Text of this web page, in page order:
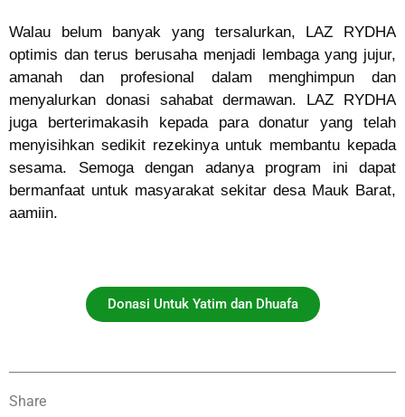
Walau belum banyak yang tersalurkan, LAZ RYDHA
optimis dan terus berusaha menjadi lembaga yang jujur,
amanah dan profesional dalam menghimpun dan
menyalurkan donasi sahabat dermawan. LAZ RYDHA
juga berterimakasih kepada para donatur yang telah
menyisihkan sedikit rezekinya untuk membantu kepada
sesama. Semoga dengan adanya program ini dapat
bermanfaat untuk masyarakat sekitar desa Mauk Barat,
aamiin.
Donasi Untuk Yatim dan Dhuafa
Share